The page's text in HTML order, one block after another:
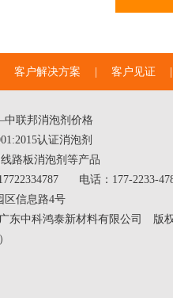
客户解决方案 客户见证
中联邦消泡剂价格
认证消泡剂
|线路板消泡剂等产品
电话：177-2233-
区信息路4号
东中科鸿泰新材料有限公司 版
）